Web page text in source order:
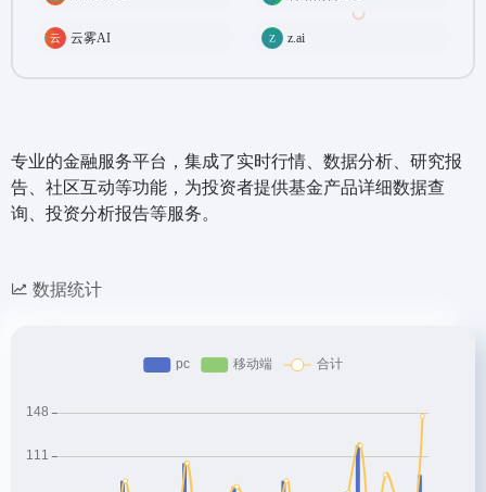
云雾AI z.ai
专业的金融服务平台，集成了实时行情、数据分析、研究报
告、社区互动等功能，为投资者提供基金产品详细数据查
询、投资分析报告等服务。
数据统计